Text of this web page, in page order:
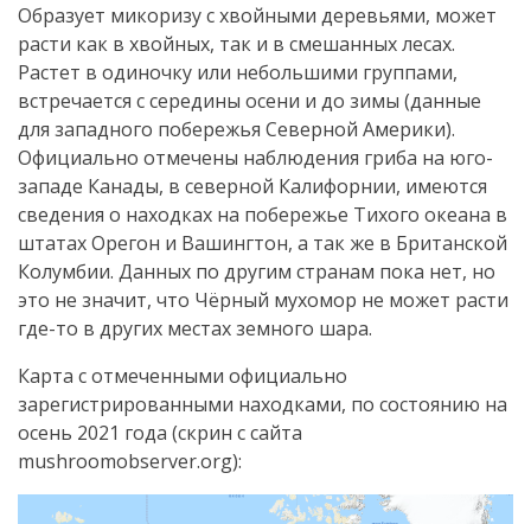
Образует микоризу с хвойными деревьями, может
расти как в хвойных, так и в смешанных лесах.
Растет в одиночку или небольшими группами,
встречается с середины осени и до зимы (данные
для западного побережья Северной Америки).
Официально отмечены наблюдения гриба на юго-
западе Канады, в северной Калифорнии, имеются
сведения о находках на побережье Тихого океана в
штатах Орегон и Вашингтон, а так же в Британской
Колумбии. Данных по другим странам пока нет, но
это не значит, что Чёрный мухомор не может расти
где-то в других местах земного шара.
Карта с отмеченными официально
зарегистрированными находками, по состоянию на
осень 2021 года (скрин с сайта
mushroomobserver.org):